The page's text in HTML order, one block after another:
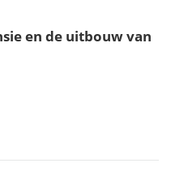
en de uitbouw van